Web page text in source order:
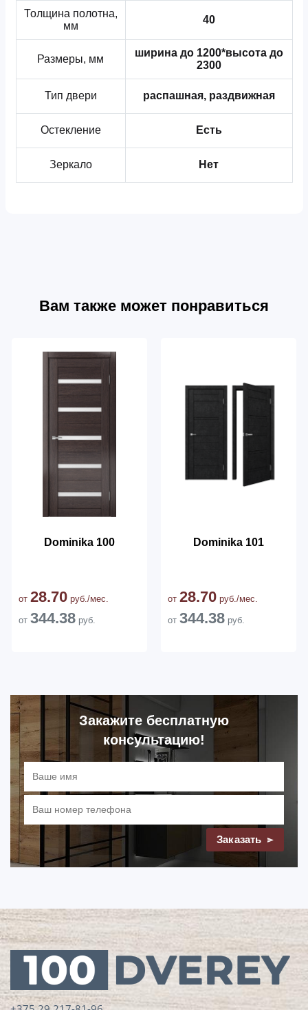
Толщина полотна,
мм
40
Размеры, мм
ширина до 1200*высота до
2300
Тип двери распашная, раздвижная
Остекление Есть
Зеркало Нет
Вам также может понравиться
Dominika 100
от 28.70 руб./мес.
от 344.38 руб.
Dominika 101
от 28.70 руб./мес.
от 344.38 руб.
Закажите бесплатную
консультацию!
Заказать